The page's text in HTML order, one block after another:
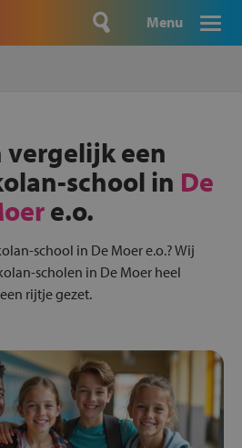
Menu
vergelijk een
school in De
e.o.
school in De Moer e.o.? Wij
scholen in De Moer heel
rijtje gezet.